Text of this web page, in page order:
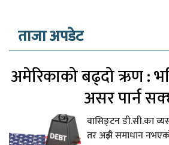
ताजा अपडेट
अमेरिकाको बढ्दो ऋण :
असर पार्न
वासिङ्टन डी.सी.का
तर अझै समाधान